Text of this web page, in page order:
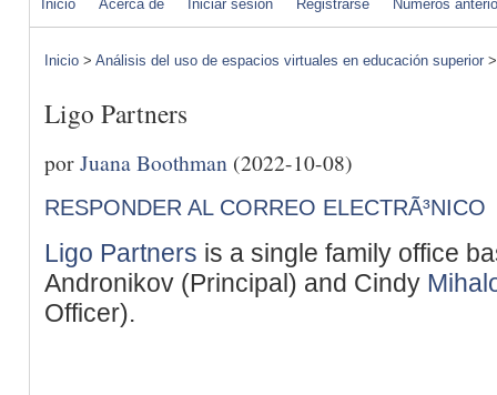
Inicio Acerca de Iniciar sesión Registrarse Números
Inicio > Análisis del uso de espacios virtuales en educación superior
Ligo Partners
porJuana Boothman (2022-10-08)
RESPONDER AL CORREO ELECTRÃ³NICO
Ligo Partners is a single family office
Andronikov (Principal) and Cindy
Officer).